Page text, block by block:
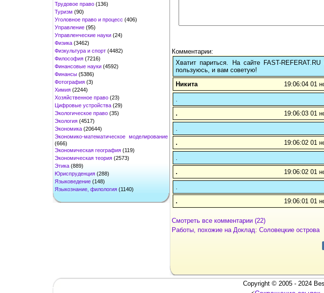
Трудовое право (136)
Туризм (90)
Уголовное право и процесс (406)
Управление (95)
Управленческие науки (24)
Физика (3462)
Физкультура и спорт (4482)
Философия (7216)
Финансовые науки (4592)
Финансы (5386)
Фотография (3)
Химия (2244)
Хозяйственное право (23)
Цифровые устройства (29)
Экологическое право (35)
Экология (4517)
Экономика (20644)
Экономико-математическое моделирование
(666)
Экономическая география (119)
Экономическая теория (2573)
Этика (889)
Юриспруденция (288)
Языковедение (148)
Языкознание, филология (1140)
Комментарии:
Хватит париться. На сайте FAST-
пользуюсь, и вам советую!
Никита
19:06:04 01
.
.
19:06:03 01
.
.
19:06:02 01
.
.
19:06:02 01
.
.
19:06:01 01
Смотреть все комментарии (22)
Работы, похожие на Доклад: Соловецкие острова
Copyright © 2005 - 2024